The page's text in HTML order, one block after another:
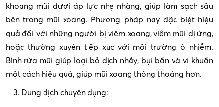
khoang mũi dưới áp lực nhẹ nhàng, giúp làm sạch sâu
bên trong mũi xoang. Phương pháp này đặc biệt hiệu
quả đối với những người bị viêm xoang, viêm mũi dị ứng,
hoặc thường xuyên tiếp xúc với môi trường ô nhiễm.
Bình rửa mũi giúp loại bỏ dịch nhầy, bụi bẩn và vi khuẩn
một cách hiệu quả, giúp mũi xoang thông thoáng hơn.
Dung dịch chuyên dụng: